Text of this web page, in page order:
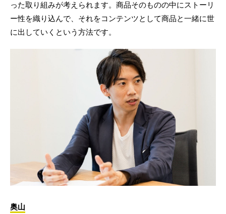
った取り組みが考えられます。商品そのものの中にストーリ
ー性を織り込んで、それをコンテンツとして商品と一緒に世
に出していくという方法です。
奥山